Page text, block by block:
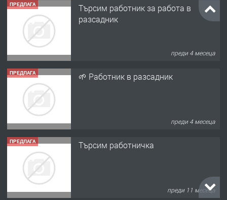
ПРЕДЛАГА
Търсим работник за работа в
разсадник
преди 4 месеца
ПРЕДЛАГА 🌱 Работник в разсадник
преди 4 месеца
ПРЕДЛАГА Търсим работничка
преди 11 месеца